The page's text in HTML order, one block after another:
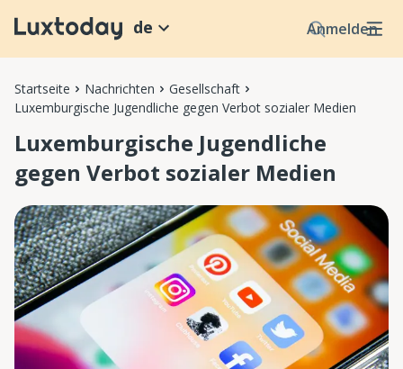
Anmelden
de
Startseite Nachrichten
Gesellschaft
Luxemburgische Jugendliche gegen Verbot sozialer Medien
Luxemburgische Jugendliche
gegen Verbot sozialer Medien